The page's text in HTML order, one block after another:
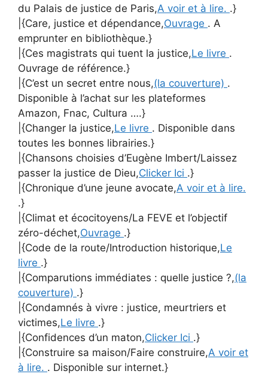
du Palais de justice de Paris,A voir et à lire. .}
|{Care, justice et dépendance,Ouvrage . A
emprunter en bibliothèque.}
|{Ces magistrats qui tuent la justice,Le livre .
Ouvrage de référence.}
|{C’est un secret entre nous,(la couverture) .
Disponible à l’achat sur les plateformes
Amazon, Fnac, Cultura ….}
|{Changer la justice,Le livre . Disponible dans
toutes les bonnes librairies.}
|{Chansons choisies d’Eugène Imbert/Laissez
passer la justice de Dieu,Clicker Ici .}
|{Chronique d’une jeune avocate,A voir et à lire.
.}
|{Climat et écocitoyens/La FEVE et l’objectif
zéro-déchet,Ouvrage .}
|{Code de la route/Introduction historique,Le
livre .}
|{Comparutions immédiates : quelle justice ?,(la
couverture) .}
|{Condamnés à vivre : justice, meurtriers et
victimes,Le livre .}
|{Confidences d’un maton,Clicker Ici .}
|{Construire sa maison/Faire construire,A voir et
à lire. . Disponible sur internet.}